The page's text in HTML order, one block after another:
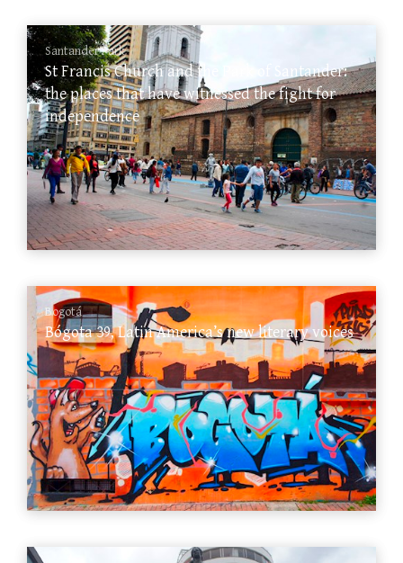
Santander Park
St Francis Church and the Park of Santander:
the places that have witnessed the fight for
independence
Bogotá
Bógota 39, Latin America’s new literary voices